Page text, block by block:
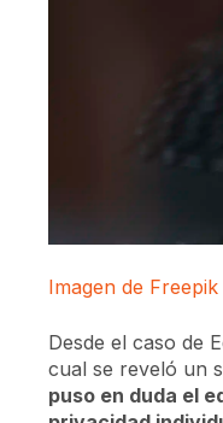
Imagen de Freepik
Desde el caso de
cual se reveló un
puso en duda el